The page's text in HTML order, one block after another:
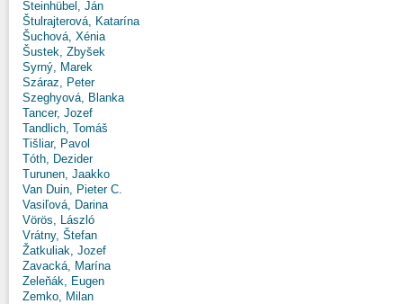
Steinhübel, Ján
Štulrajterová, Katarína
Šuchová, Xénia
Šustek, Zbyšek
Syrný, Marek
Száraz, Peter
Szeghyová, Blanka
Tancer, Jozef
Tandlich, Tomáš
Tišliar, Pavol
Tóth, Dezider
Turunen, Jaakko
Van Duin, Pieter C.
Vasiľová, Darina
Vörös, László
Vrátny, Štefan
Žatkuliak, Jozef
Zavacká, Marína
Zeleňák, Eugen
Zemko, Milan